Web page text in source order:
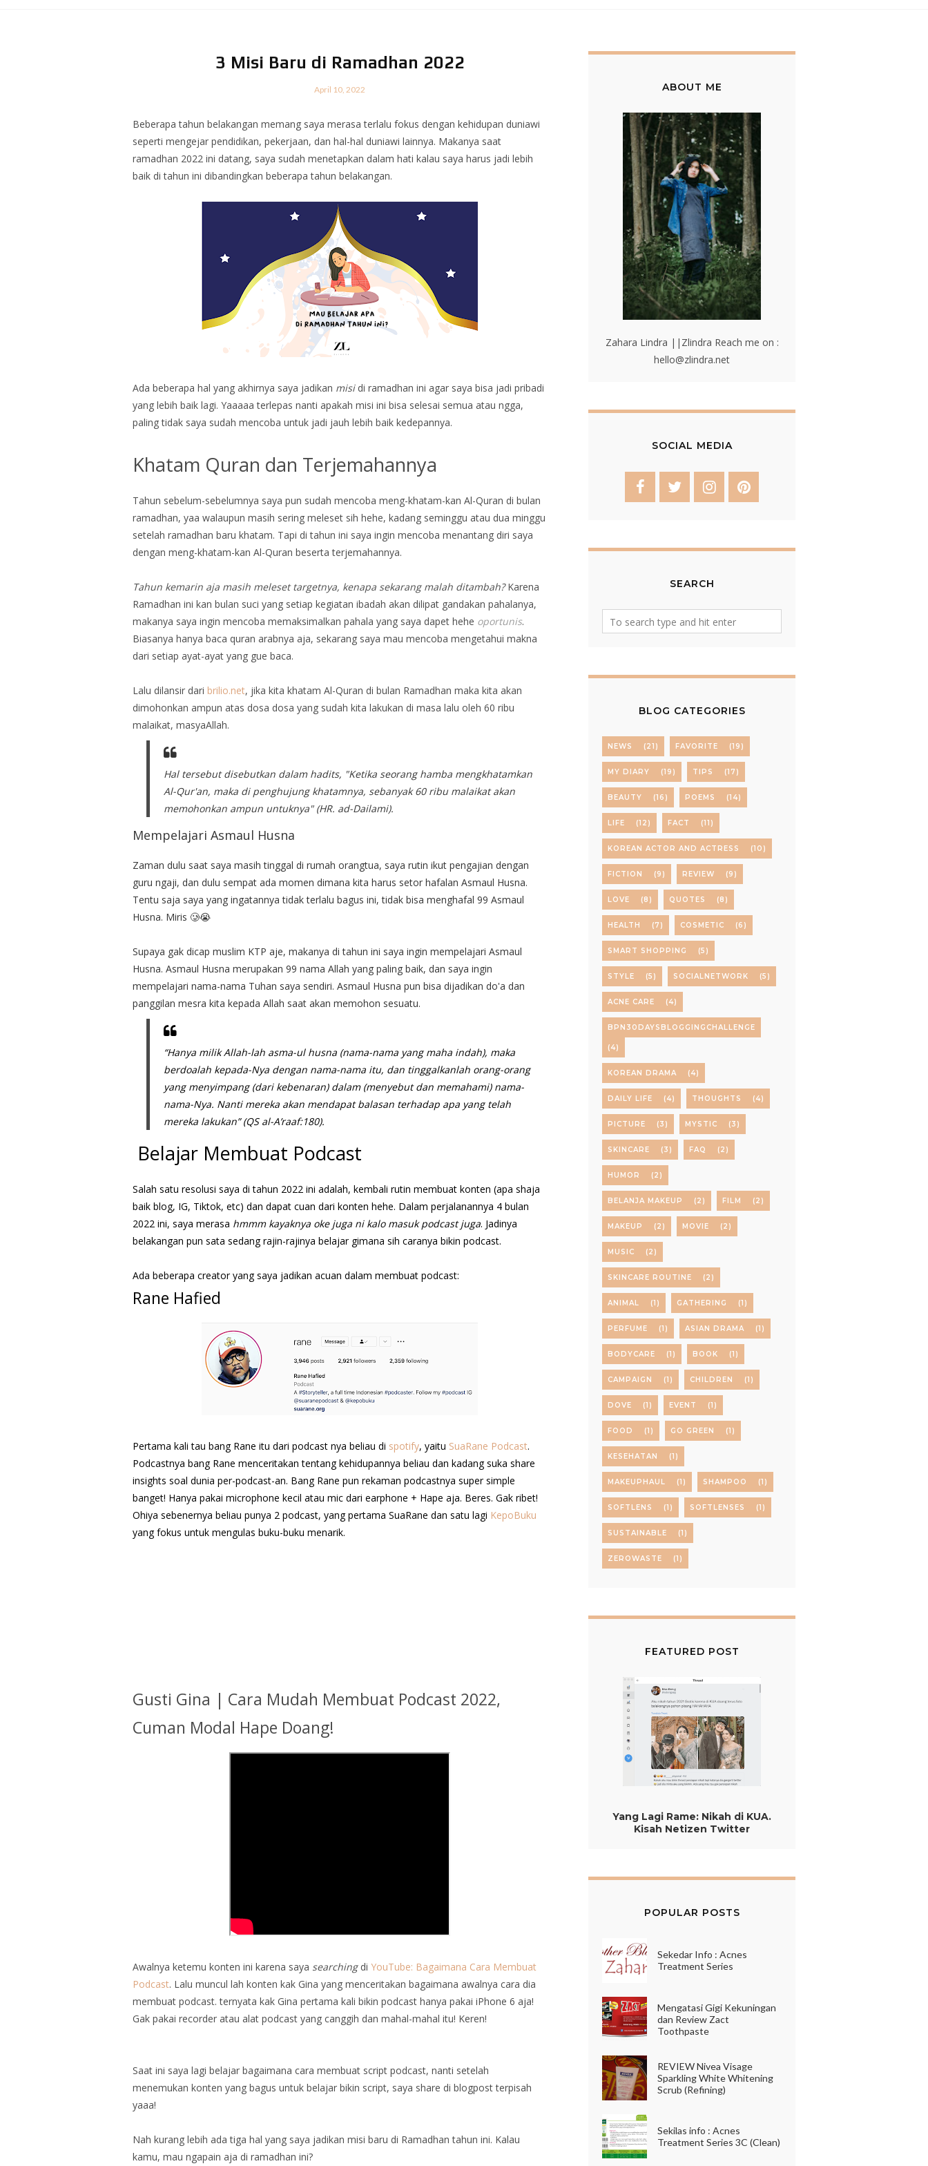
3 Misi Baru di Ramadhan 2022
April 10, 2022
Beberapa tahun belakangan memang saya merasa terlalu fokus dengan kehidupan duniawi
seperti mengejar pendidikan, pekerjaan, dan hal-hal duniawi lainnya. Makanya saat
ramadhan 2022 ini datang, saya sudah menetapkan dalam hati kalau saya harus jadi lebih
baik di tahun ini dibandingkan beberapa tahun belakangan.
Ada beberapa hal yang akhirnya saya jadikan misi di ramadhan ini agar saya bisa jadi pribadi
yang lebih baik lagi. Yaaaaa terlepas nanti apakah misi ini bisa selesai semua atau ngga,
paling tidak saya sudah mencoba untuk jadi jauh lebih baik kedepannya.
Khatam Quran dan Terjemahannya
Tahun sebelum-sebelumnya saya pun sudah mencoba meng-khatam-kan Al-Quran di bulan
ramadhan, yaa walaupun masih sering meleset sih hehe, kadang seminggu atau dua minggu
setelah ramadhan baru khatam. Tapi di tahun ini saya ingin mencoba menantang diri saya
dengan meng-khatam-kan Al-Quran beserta terjemahannya.
Tahun kemarin aja masih meleset targetnya, kenapa sekarang malah ditambah?Karena
Ramadhan ini kan bulan suci yang setiap kegiatan ibadah akan dilipat gandakan pahalanya,
makanya saya ingin mencoba memaksimalkan pahala yang saya dapet hehe oportunis.
Biasanya hanya baca quran arabnya aja, sekarang saya mau mencoba mengetahui makna
dari setiap ayat-ayat yang gue baca.
Lalu dilansir dari brilio.net, jika kita khatam Al-Quran di bulan Ramadhan maka kita akan
dimohonkan ampun atas dosa dosa yang sudah kita lakukan di masa lalu oleh 60 ribu
malaikat, masyaAllah.
Hal tersebut disebutkan dalam hadits, "Ketika seorang hamba mengkhatamkan
Al-Qur'an, maka di penghujung khatamnya, sebanyak 60 ribu malaikat akan
memohonkan ampun untuknya" (HR. ad-Dailami).
Mempelajari Asmaul Husna
Zaman dulu saat saya masih tinggal di rumah orangtua, saya rutin ikut pengajian dengan
guru ngaji, dan dulu sempat ada momen dimana kita harus setor hafalan Asmaul Husna.
Tentu saja saya yang ingatannya tidak terlalu bagus ini, tidak bisa menghafal 99 Asmaul
Husna. Miris 🥲😭
Supaya gak dicap muslim KTP aje, makanya di tahun ini saya ingin mempelajari Asmaul
Husna. Asmaul Husna merupakan 99 nama Allah yang paling baik, dan saya ingin
mempelajari nama-nama Tuhan saya sendiri. Asmaul Husna pun bisa dijadikan do'a dan
panggilan mesra kita kepada Allah saat akan memohon sesuatu.
“Hanya milik Allah-lah asma-ul husna (nama-nama yang maha indah), maka
berdoalah kepada-Nya dengan nama-nama itu, dan tinggalkanlah orang-orang
yang menyimpang (dari kebenaran) dalam (menyebut dan memahami) nama-
nama-Nya. Nanti mereka akan mendapat balasan terhadap apa yang telah
mereka lakukan” (QS al-A’raaf:180).
Belajar Membuat Podcast
Salah satu resolusi saya di tahun 2022 ini adalah, kembali rutin membuat konten (apa shaja
baik blog, IG, Tiktok, etc) dan dapat cuan dari konten hehe. Dalam perjalanannya 4 bulan
2022 ini, saya merasa hmmm kayaknya oke juga ni kalo masuk podcast juga. Jadinya
belakangan pun sata sedang rajin-rajinya belajar gimana sih caranya bikin podcast.
Ada beberapa creator yang saya jadikan acuan dalam membuat podcast:
Rane Hafied
Pertama kali tau bang Rane itu dari podcast nya beliau di spotify, yaitu SuaRane Podcast.
Podcastnya bang Rane menceritakan tentang kehidupannya beliau dan kadang suka share
insights soal dunia per-podcast-an. Bang Rane pun rekaman podcastnya super simple
banget! Hanya pakai microphone kecil atau mic dari earphone + Hape aja. Beres. Gak ribet!
Ohiya sebenernya beliau punya 2 podcast, yang pertama SuaRane dan satu lagi KepoBuku
yang fokus untuk mengulas buku-buku menarik.
Gusti Gina | Cara Mudah Membuat Podcast 2022,
Cuman Modal Hape Doang!
Awalnya ketemu konten ini karena saya searching di YouTube: Bagaimana Cara Membuat
Podcast. Lalu muncul lah konten kak Gina yang menceritakan bagaimana awalnya cara dia
membuat podcast. ternyata kak Gina pertama kali bikin podcast hanya pakai iPhone 6 aja!
Gak pakai recorder atau alat podcast yang canggih dan mahal-mahal itu! Keren!
Saat ini saya lagi belajar bagaimana cara membuat script podcast, nanti setelah
menemukan konten yang bagus untuk belajar bikin script, saya share di blogpost terpisah
yaaa!
Nah kurang lebih ada tiga hal yang saya jadikan misi baru di Ramadhan tahun ini. Kalau
kamu, mau ngapain aja di ramadhan ini?
ABOUT ME
Zahara Lindra ||Zlindra Reach me on :
hello@zlindra.net
SOCIAL MEDIA
SEARCH
BLOG CATEGORIES
NEWS (21) FAVORITE (19)
MY DIARY (19) TIPS (17)
BEAUTY (16) POEMS (14)
LIFE (12) FACT (11)
KOREAN ACTOR AND ACTRESS (10)
FICTION (9) REVIEW (9)
LOVE (8) QUOTES (8)
HEALTH (7) COSMETIC (6)
SMART SHOPPING (5)
STYLE (5) SOCIALNETWORK (5)
ACNE CARE (4)
BPN30DAYSBLOGGINGCHALLENGE
(4)
KOREAN DRAMA (4)
DAILY LIFE (4) THOUGHTS (4)
PICTURE (3) MYSTIC (3)
SKINCARE (3) FAQ (2)
HUMOR (2)
BELANJA MAKEUP (2) FILM (2)
MAKEUP (2) MOVIE (2)
MUSIC (2)
SKINCARE ROUTINE (2)
ANIMAL (1) GATHERING (1)
PERFUME (1) ASIAN DRAMA (1)
BODYCARE (1) BOOK (1)
CAMPAIGN (1) CHILDREN (1)
DOVE (1) EVENT (1)
FOOD (1) GO GREEN (1)
KESEHATAN (1)
MAKEUPHAUL (1) SHAMPOO (1)
SOFTLENS (1) SOFTLENSES (1)
SUSTAINABLE (1)
ZEROWASTE (1)
FEATURED POST
Yang Lagi Rame: Nikah di KUA.
Kisah Netizen Twitter
POPULAR POSTS
Sekedar Info : Acnes
Treatment Series
Mengatasi Gigi Kekuningan
dan Review Zact
Toothpaste
REVIEW Nivea Visage
Sparkling White Whitening
Scrub (Refining)
Sekilas info : Acnes
Treatment Series 3C (Clean)